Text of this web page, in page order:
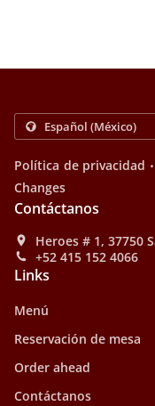
Política de privacidad .
Changes
Contáctanos
Heroes # 1, 37750
+52 415 152 4066
Links
Menú
Reservación de mesa
Order ahead
Contáctanos